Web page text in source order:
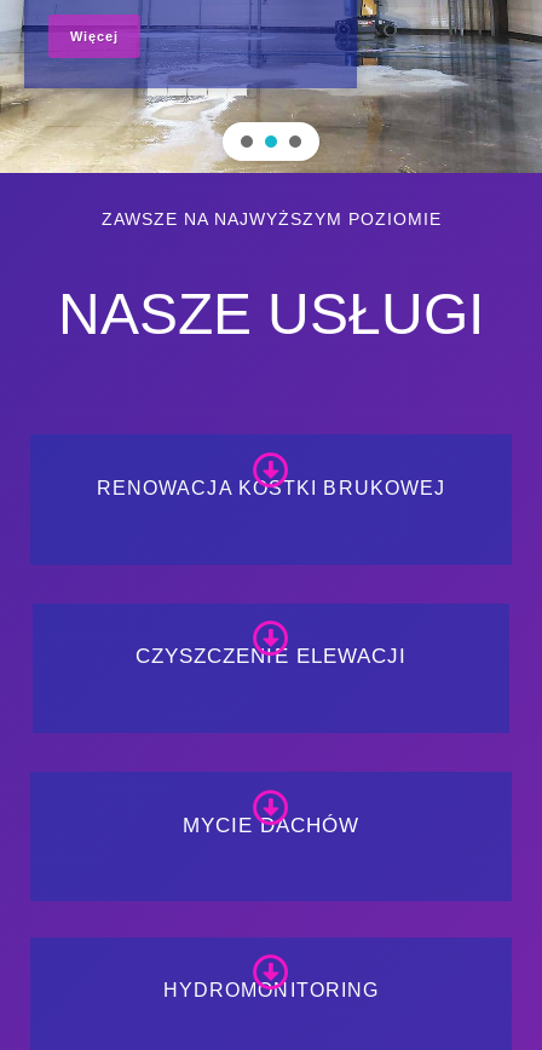
Więcej
ZAWSZE NA NAJWYŻSZYM POZIOMIE
NASZE USŁUGI
RENOWACJA KOSTKI BRUKOWEJ
CZYSZCZENIE ELEWACJI
MYCIE DACHÓW
HYDROMONITORING